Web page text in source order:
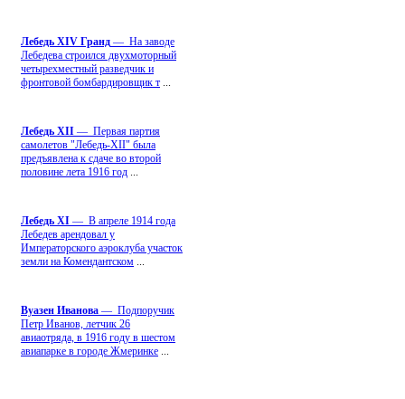
Лебедь ХIV Гранд — На заводе
Лебедева строился двухмоторный
четырехместный разведчик и
фронтовой бомбардировщик т
Лебедь ХII — Первая партия
самолетов "Лебедь-ХII" была
предъявлена к сдаче во второй
половине лета 1916 год
Лебедь ХI — В апреле 1914 года
Лебедев арендовал у
Императорского аэроклуба участок
земли на Комендантском
Вуазен Иванова — Подпоручик
Петр Иванов, летчик 26
авиаотряда, в 1916 году в шестом
авиапарке в городе Жмеринке